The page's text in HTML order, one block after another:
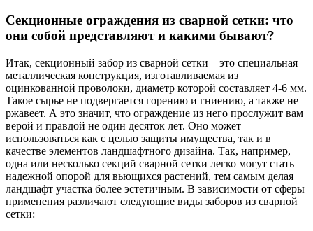
Секционные ограждения из сварной сетки: что
они собой представляют и какими бывают?
Итак, секционный забор из сварной сетки – это специальная
металлическая конструкция, изготавливаемая из
оцинкованной проволоки, диаметр которой составляет 4-6 мм.
Такое сырье не подвергается горению и гниению, а также не
ржавеет. А это значит, что ограждение из него прослужит вам
верой и правдой не один десяток лет. Оно может
использоваться как с целью защиты имущества, так и в
качестве элементов ландшафтного дизайна. Так, например,
одна или несколько секций сварной сетки легко могут стать
надежной опорой для вьющихся растений, тем самым делая
ландшафт участка более эстетичным. В зависимости от сферы
применения различают следующие виды заборов из сварной
сетки: